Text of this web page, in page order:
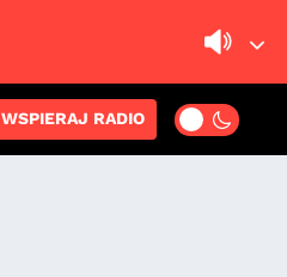
WSPIERAJ RADIO